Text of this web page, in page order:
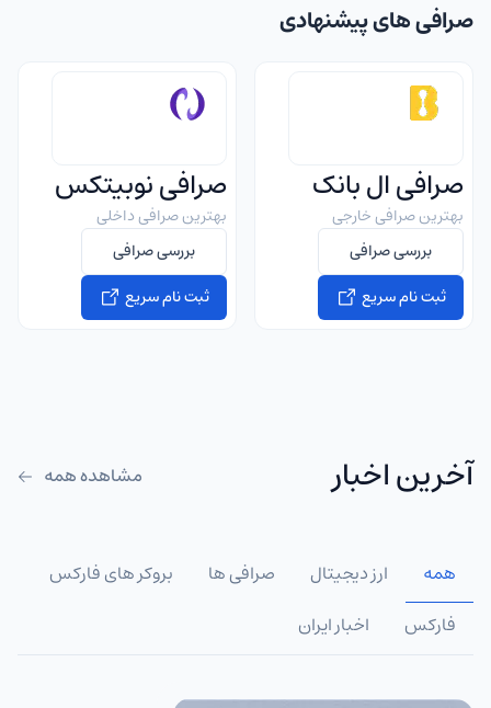
صرافی های پیشنهادی
صرافی ال بانک
بهترین صرافی خارجی
بررسی صرافی
ثبت نام سریع
صرافی نوبیتکس
بهترین صرافی داخلی
بررسی صرافی
ثبت نام سریع
آخرین اخبار مشاهده همه
همه ارز دیجیتال صرافی ها
بروکر های فارکس
فارکس
اخبار ایران